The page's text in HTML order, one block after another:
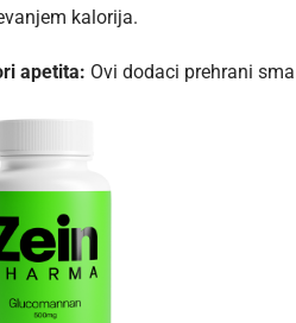
kalorija.
apetita: Ovi dodaci prehrani